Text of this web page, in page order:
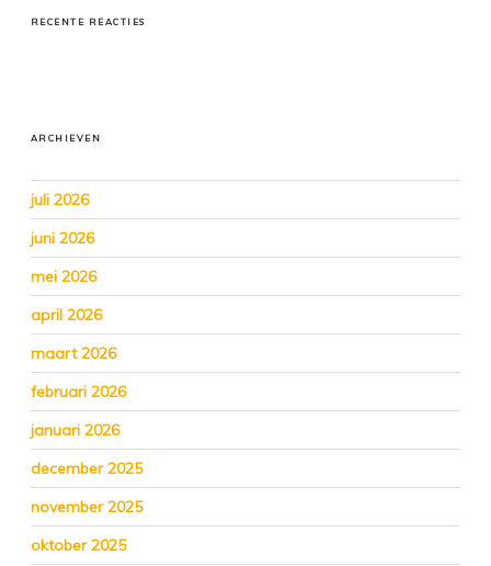
RECENTE REACTIES
ARCHIEVEN
juli 2026
juni 2026
mei 2026
april 2026
maart 2026
februari 2026
januari 2026
december 2025
november 2025
oktober 2025